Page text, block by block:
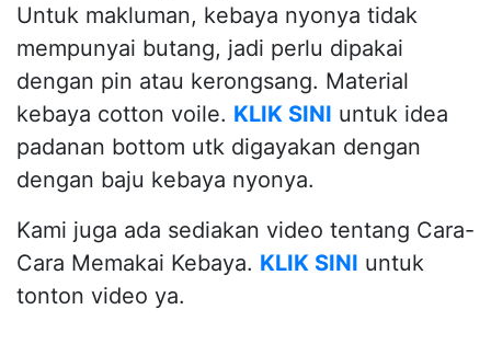
Untuk makluman, kebaya nyonya tidak
mempunyai butang, jadi perlu dipakai
dengan pin atau kerongsang. Material
kebaya cotton voile. KLIK SINI untuk idea
padanan bottom utk digayakan dengan
dengan baju kebaya nyonya.
Kami juga ada sediakan video tentang Cara-
Cara Memakai Kebaya. KLIK SINI untuk
tonton video ya.